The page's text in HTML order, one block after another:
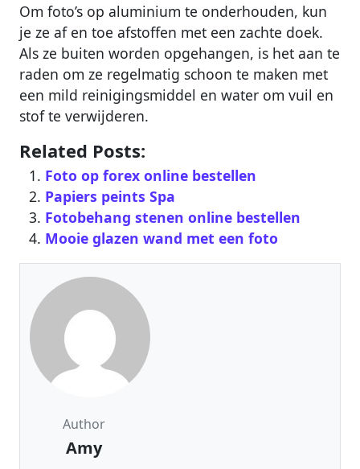
Om foto’s op aluminium te onderhouden, kun
je ze af en toe afstoffen met een zachte doek.
Als ze buiten worden opgehangen, is het aan te
raden om ze regelmatig schoon te maken met
een mild reinigingsmiddel en water om vuil en
stof te verwijderen.
Related Posts:
Foto op forex online bestellen
Papiers peints Spa
Fotobehang stenen online bestellen
Mooie glazen wand met een foto
Author
Amy